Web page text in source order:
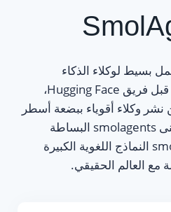
بسيط لوكلاء الذكاء
الاصطناعي تم تطويره من قبل فريق Hugging Face،
وكلاء أقوياء ببضعة أسطر
من التعليمات البرمجية. يتبنى smolagents البساطة
والكفاءة، ويُمكِّن smolagents النماذج اللغوية الكبيرة